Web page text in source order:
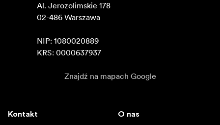
Al. Jerozolimskie 178
02-486 Warszawa
NIP: 1080020889
KRS: 0000637937
Znajdź na mapach Google
Kontakt O nas